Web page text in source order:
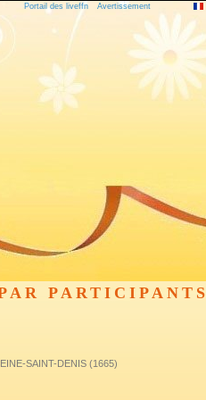
Portail des liveffn Avertissement
PARTICIPANTS
SAINT-DENIS (1665)